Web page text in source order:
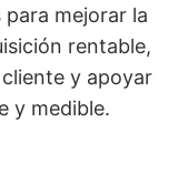
mejorar la
rentable,
y apoyar
y medible.